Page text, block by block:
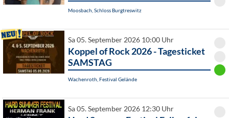
Moosbach, Schloss Burgtreswitz
Sa 05. September 2026 10:00 Uhr
Koppel of Rock 2026 - Tagesticket
SAMSTAG
Wachenroth, Festival Gelände
Sa 05. September 2026 12:30 Uhr